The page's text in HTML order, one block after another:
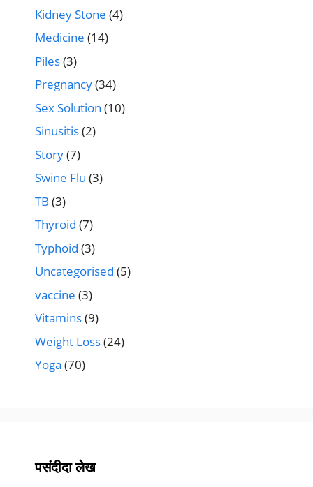
Kidney Stone (4)
Medicine (14)
Piles(3)
Pregnancy(34)
Sex Solution (10)
Sinusitis(2)
Story(7)
Swine Flu (3)
TB (3)
Thyroid (7)
Typhoid (3)
Uncategorised (5)
vaccine (3)
Vitamins(9)
Weight Loss(24)
Yoga (70)
पसंदीदा लेख